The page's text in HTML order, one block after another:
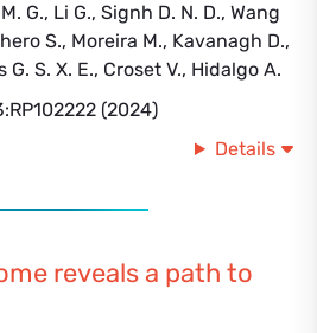
G., Li G., Signh D. N. D., Wang
S., Moreira M., Kavanagh D.,
G. S. X. E., Croset V., Hidalgo A.
(2024)
Details
reveals a path to